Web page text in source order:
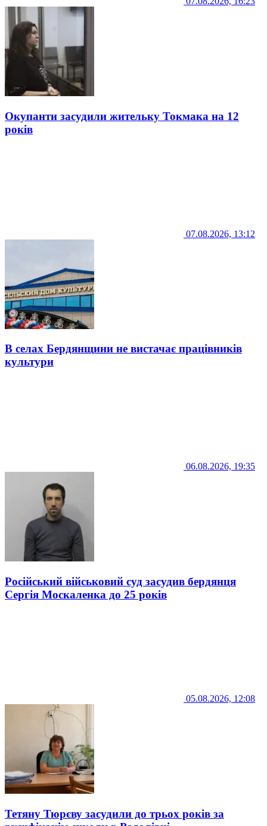
Окупанти засудили жительку Токмака на 12
років
07.08.2026, 13:12
В селах Бердянщини не вистачає працівників
культури
06.08.2026, 19:35
Російський військовий суд засудив бердянця
Сергія Москаленка до 25 років
05.08.2026, 12:08
Тетяну Тюрєву засудили до трьох років за